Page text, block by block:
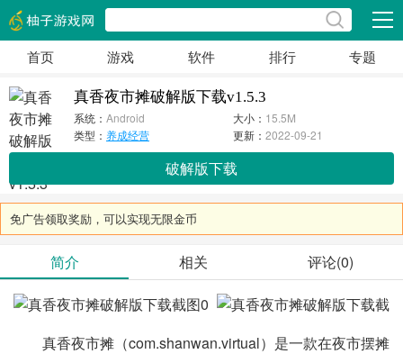
展开
首页 游戏 软件 排行 专题
真香夜市摊破解版下载v1.5.3
系统： Android 大小： 15.5M
类型： 养成经营 更新：2022-09-21
破解版下载
免广告领取奖励，可以实现无限金币
简介 相关 评论(0)
真香夜市摊（com.shanwan.virtual）是一款在夜市摆摊